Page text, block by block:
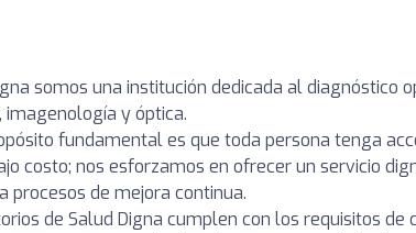
somos una institución dedicada al diagnóstico
imagenología y óptica.
fundamental es que toda persona tenga
costo; nos esforzamos en ofrecer un servicio
procesos de mejora continua.
de Salud Digna cumplen con los requisitos